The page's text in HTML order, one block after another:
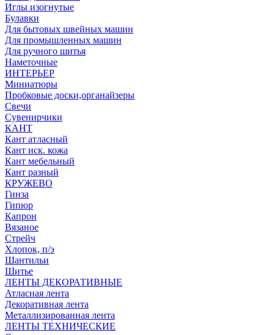
Иглы изогнутые
Булавки
Для бытовых швейных машин
Для промышленных машин
Для ручного шитья
Наметочные
ИНТЕРЬЕР
Миниатюры
Пробковые доски,органайзеры
Свечи
Сувенирчики
КАНТ
Кант атласный
Кант иск. кожа
Кант мебельный
Кант разный
КРУЖЕВО
Гинза
Гипюр
Капрон
Вязаное
Стрейч
Хлопок, п/э
Шантильи
Шитье
ЛЕНТЫ ДЕКОРАТИВНЫЕ
Атласная лента
Декоративная лента
Металлизированная лента
ЛЕНТЫ ТЕХНИЧЕСКИЕ